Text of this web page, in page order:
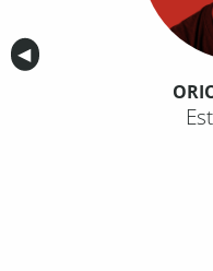
Anterior
◀︎